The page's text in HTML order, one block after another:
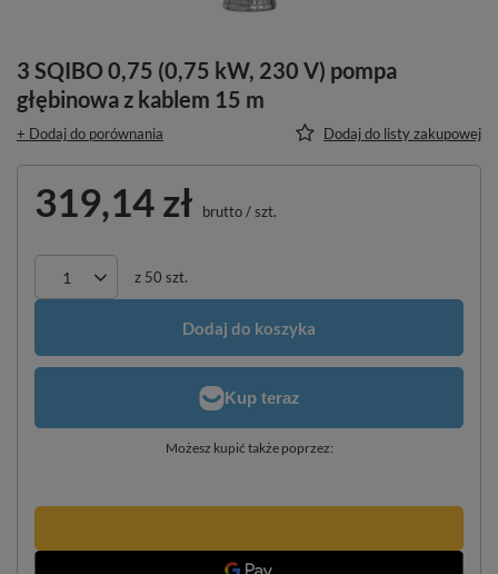
3 SQIBO 0,75 (0,75 kW, 230 V) pompa
głębinowa z kablem 15 m
+ Dodaj do porównania Dodaj do listy zakupowej
319,14 zł brutto/szt.
z 50 szt.
Dodaj do koszyka
Możesz kupić także poprzez: